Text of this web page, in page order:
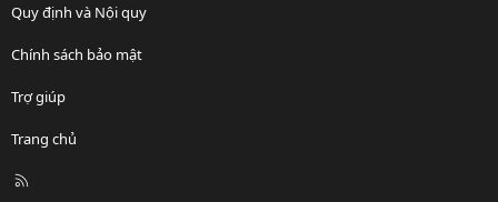
Quy định và Nội quy
Chính sách bảo mật
Trợ giúp
Trang chủ
R